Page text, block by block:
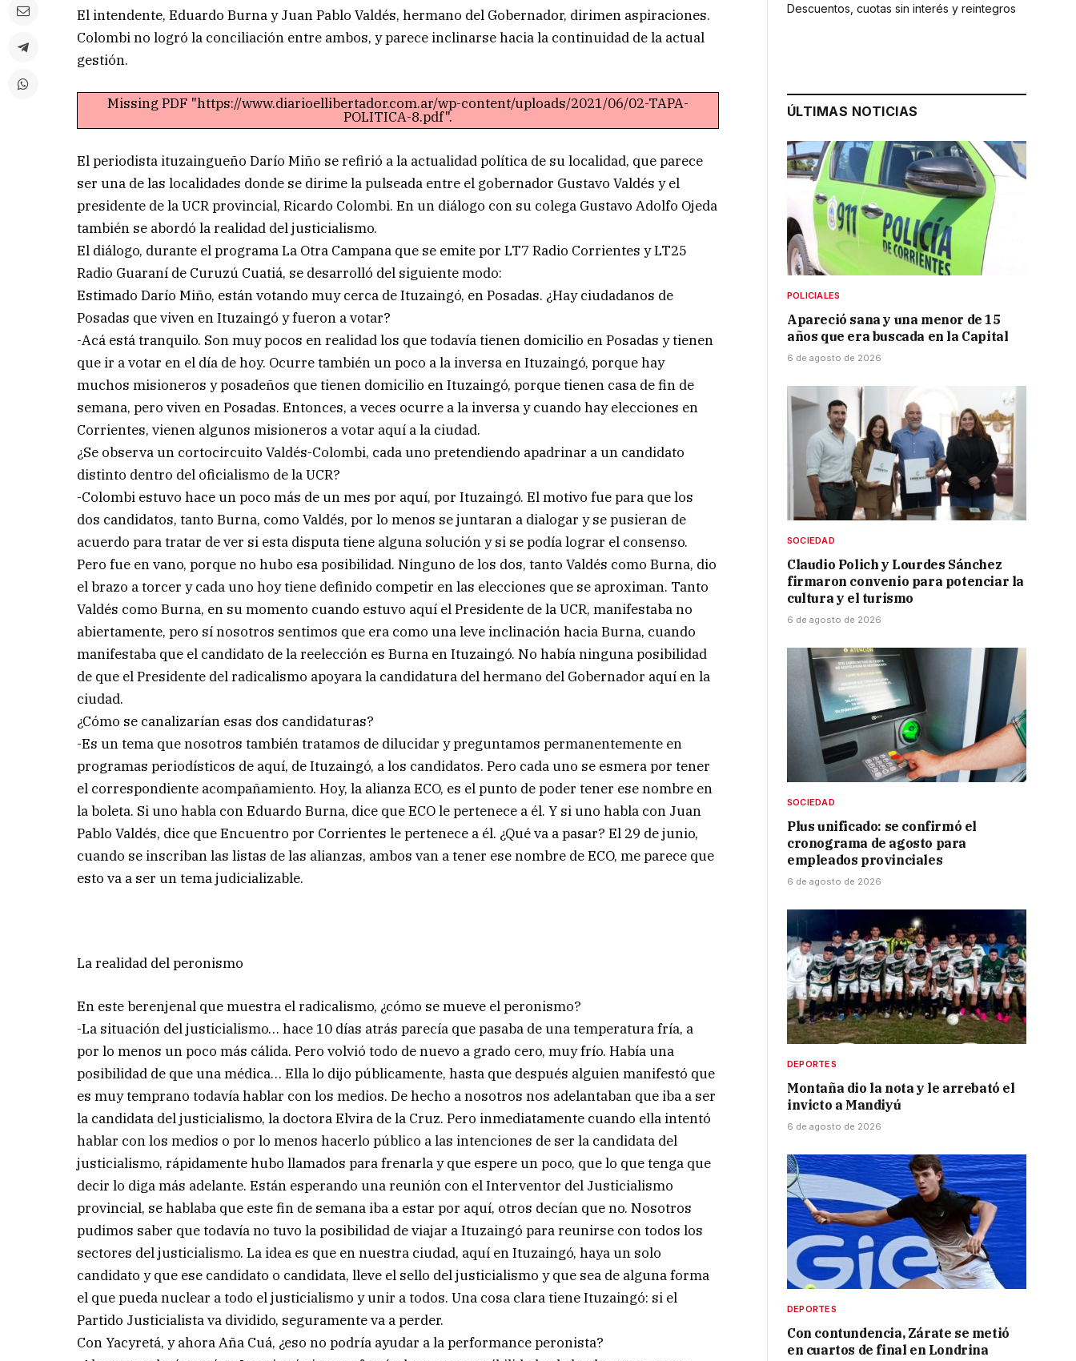
El intendente, Eduardo Burna y Juan Pablo Valdés, hermano del Gobernador, dirimen aspiraciones.
Colombi no logró la conciliación entre ambos, y parece inclinarse hacia la continuidad de la actual
gestión.
Missing PDF "https://www.diarioellibertador.com.ar/wp-content/uploads/2021/06/02-TAPA-
POLITICA-8.pdf".
El periodista ituzaingueño Darío Miño se refirió a la actualidad política de su localidad, que parece
ser una de las localidades donde se dirime la pulseada entre el gobernador Gustavo Valdés y el
presidente de la UCR provincial, Ricardo Colombi. En un diálogo con su colega Gustavo Adolfo Ojeda
también se abordó la realidad del justicialismo.
El diálogo, durante el programa La Otra Campana que se emite por LT7 Radio Corrientes y LT25
Radio Guaraní de Curuzú Cuatiá, se desarrolló del siguiente modo:
Estimado Darío Miño, están votando muy cerca de Ituzaingó, en Posadas. ¿Hay ciudadanos de
Posadas que viven en Ituzaingó y fueron a votar?
-Acá está tranquilo. Son muy pocos en realidad los que todavía tienen domicilio en Posadas y tienen
que ir a votar en el día de hoy. Ocurre también un poco a la inversa en Ituzaingó, porque hay
muchos misioneros y posadeños que tienen domicilio en Ituzaingó, porque tienen casa de fin de
semana, pero viven en Posadas. Entonces, a veces ocurre a la inversa y cuando hay elecciones en
Corrientes, vienen algunos misioneros a votar aquí a la ciudad.
¿Se observa un cortocircuito Valdés-Colombi, cada uno pretendiendo apadrinar a un candidato
distinto dentro del oficialismo de la UCR?
-Colombi estuvo hace un poco más de un mes por aquí, por Ituzaingó. El motivo fue para que los
dos candidatos, tanto Burna, como Valdés, por lo menos se juntaran a dialogar y se pusieran de
acuerdo para tratar de ver si esta disputa tiene alguna solución y si se podía lograr el consenso.
Pero fue en vano, porque no hubo esa posibilidad. Ninguno de los dos, tanto Valdés como Burna, dio
el brazo a torcer y cada uno hoy tiene definido competir en las elecciones que se aproximan. Tanto
Valdés como Burna, en su momento cuando estuvo aquí el Presidente de la UCR, manifestaba no
abiertamente, pero sí nosotros sentimos que era como una leve inclinación hacia Burna, cuando
manifestaba que el candidato de la reelección es Burna en Ituzaingó. No había ninguna posibilidad
de que el Presidente del radicalismo apoyara la candidatura del hermano del Gobernador aquí en la
ciudad.
¿Cómo se canalizarían esas dos candidaturas?
-Es un tema que nosotros también tratamos de dilucidar y preguntamos permanentemente en
programas periodísticos de aquí, de Ituzaingó, a los candidatos. Pero cada uno se esmera por tener
el correspondiente acompañamiento. Hoy, la alianza ECO, es el punto de poder tener ese nombre en
la boleta. Si uno habla con Eduardo Burna, dice que ECO le pertenece a él. Y si uno habla con Juan
Pablo Valdés, dice que Encuentro por Corrientes le pertenece a él. ¿Qué va a pasar? El 29 de junio,
cuando se inscriban las listas de las alianzas, ambos van a tener ese nombre de ECO, me parece que
esto va a ser un tema judicializable.
La realidad del peronismo
En este berenjenal que muestra el radicalismo, ¿cómo se mueve el peronismo?
-La situación del justicialismo… hace 10 días atrás parecía que pasaba de una temperatura fría, a
por lo menos un poco más cálida. Pero volvió todo de nuevo a grado cero, muy frío. Había una
posibilidad de que una médica… Ella lo dijo públicamente, hasta que después alguien manifestó que
es muy temprano todavía hablar con los medios. De hecho a nosotros nos adelantaban que iba a ser
la candidata del justicialismo, la doctora Elvira de la Cruz. Pero inmediatamente cuando ella intentó
hablar con los medios o por lo menos hacerlo público a las intenciones de ser la candidata del
justicialismo, rápidamente hubo llamados para frenarla y que espere un poco, que lo que tenga que
decir lo diga más adelante. Están esperando una reunión con el Interventor del Justicialismo
provincial, se hablaba que este fin de semana iba a estar por aquí, otros decían que no. Nosotros
pudimos saber que todavía no tuvo la posibilidad de viajar a Ituzaingó para reunirse con todos los
sectores del justicialismo. La idea es que en nuestra ciudad, aquí en Ituzaingó, haya un solo
candidato y que ese candidato o candidata, lleve el sello del justicialismo y que sea de alguna forma
el que pueda nuclear a todo el justicialismo y unir a todos. Una cosa clara tiene Ituzaingó: si el
Partido Justicialista va dividido, seguramente va a perder.
Con Yacyretá, y ahora Aña Cuá, ¿eso no podría ayudar a la performance peronista?
Descuentos, cuotas sin interés y reintegros
ÚLTIMAS NOTICIAS
POLICIALES
Apareció sana y una menor de 15
años que era buscada en la Capital
6 de agosto de 2026
SOCIEDAD
Claudio Polich y Lourdes Sánchez
firmaron convenio para potenciar la
cultura y el turismo
6 de agosto de 2026
SOCIEDAD
Plus unificado: se confirmó el
cronograma de agosto para
empleados provinciales
6 de agosto de 2026
DEPORTES
Montaña dio la nota y le arrebató el
invicto a Mandiyú
6 de agosto de 2026
DEPORTES
Con contundencia, Zárate se metió
en cuartos de final en Londrina